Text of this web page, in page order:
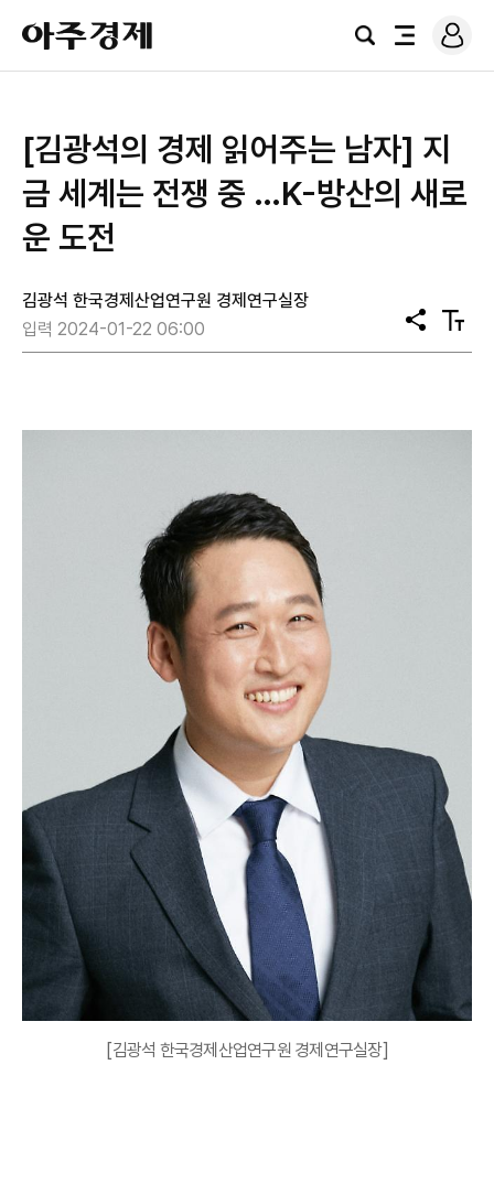
아
주
경
검
전
로
그
[김광석의 경제 읽어주는 남자] 지
금 세계는 전쟁 중 …K-방산의 새로
운 도전
김광석 한국경제산업연구원 경제연구실장
입력 2024-01-22 06:00
공
유
텍
스
[김광석 한국경제산업연구원 경제연구실장]